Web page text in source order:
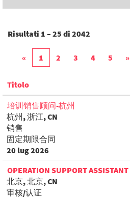
Risultati 1 – 25 di 2042
« 1 2 3 4 5 »
Titolo
培训销售顾问-杭州
杭州, 浙江, CN
销售
固定期限合同
20 lug 2026
OPERATION SUPPORT ASSISTANT
北京, 北京, CN
审核/认证